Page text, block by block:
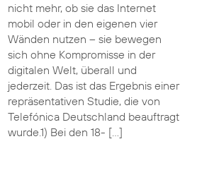
nicht mehr, ob sie das Internet
mobil oder in den eigenen vier
Wänden nutzen – sie bewegen
sich ohne Kompromisse in der
digitalen Welt, überall und
jederzeit. Das ist das Ergebnis einer
repräsentativen Studie, die von
Telefónica Deutschland beauftragt
wurde.1) Bei den 18- […]